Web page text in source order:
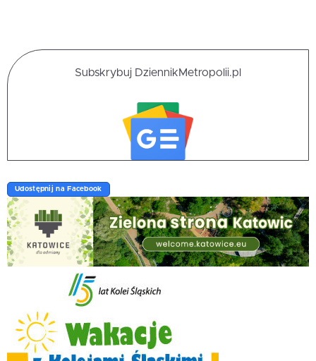
Subskrybuj DziennikMetropolii.pl
Udostępnij na Facebook